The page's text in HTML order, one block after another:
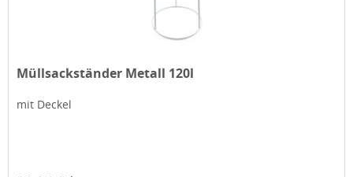
Müllsackständer Metall 120l
mit Deckel